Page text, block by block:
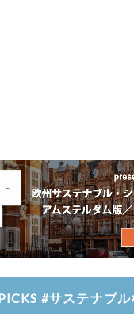
#サステナブル